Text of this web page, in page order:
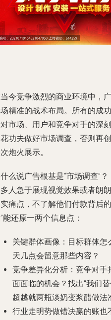
今竞争激烈的商业环境中，
精准的战术布局。所有的成
市场、用户和竞争对手的深
功夫做好市场调查，否则再
炮火展示。
么说广告根基是“市场调查”？
人急于展现视觉效果或者朗
痛点，不了解他们付款背后
能还原一两个信息点：
关键群体画像：目标群体
天几点会留意那些内容？
竞争差异化分析：竞争对
面面临的机会？找出“我们
超越就两瓶淡奶变浆醋做法
行业走明势做错决赢的账